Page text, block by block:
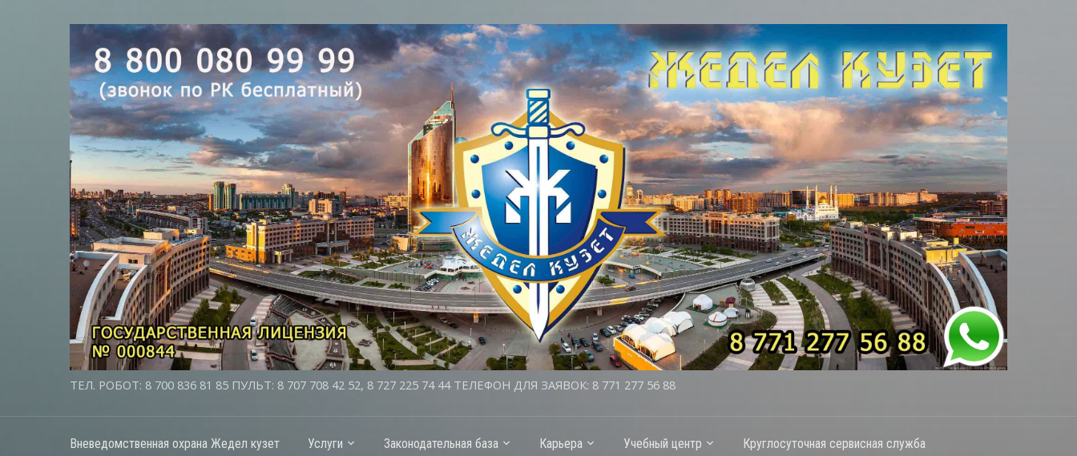
ТЕЛ. РОБОТ: 8 700 836 81 85 ПУЛЬТ: 8 707 708 42 52, 8 727 225 74 44 ТЕЛЕФОН ДЛЯ ЗАЯВОК: 8 771 277 56 88
Вневедомственная охрана Жедел кузет Услуги Законодательная база Карьера Учебный центр Круглосуточная сервисная служба